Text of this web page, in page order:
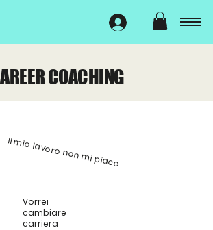
COACHING
Vorrei
cambiare
carriera
Il mio lavoro non mi piace